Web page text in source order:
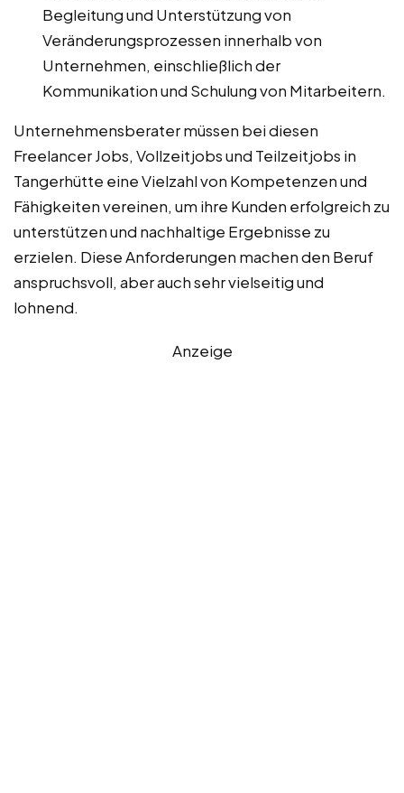
Begleitung und Unterstützung von
Veränderungsprozessen innerhalb von
Unternehmen, einschließlich der
Kommunikation und Schulung von Mitarbeitern.
Unternehmensberater müssen bei diesen
Freelancer Jobs, Vollzeitjobs und Teilzeitjobs in
Tangerhütte eine Vielzahl von Kompetenzen und
Fähigkeiten vereinen, um ihre Kunden erfolgreich zu
unterstützen und nachhaltige Ergebnisse zu
erzielen. Diese Anforderungen machen den Beruf
anspruchsvoll, aber auch sehr vielseitig und
lohnend.
Anzeige